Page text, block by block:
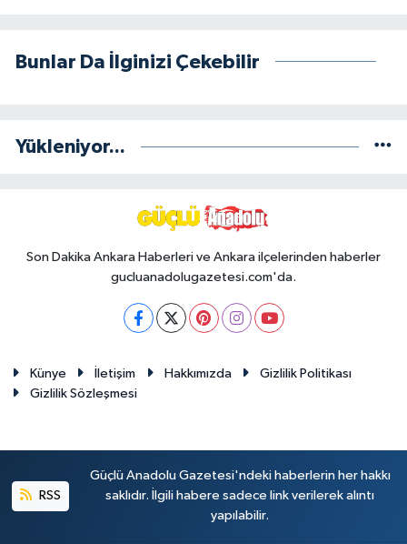
Bunlar Da İlginizi Çekebilir
Yükleniyor...
Son Dakika Ankara Haberleri ve Ankara ilçelerinden haberler
gucluanadolugazetesi.com'da.
Künye İletişim Hakkımızda
Gizlilik Politikası
Gizlilik Sözleşmesi
RSS
Güçlü Anadolu Gazetesi'ndeki haberlerin her hakkı
saklıdır. İlgili habere sadece link verilerek alıntı
yapılabilir.